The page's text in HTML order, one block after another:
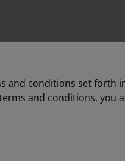
and conditions set forth
and conditions, you